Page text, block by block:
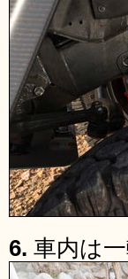
6. 車内は